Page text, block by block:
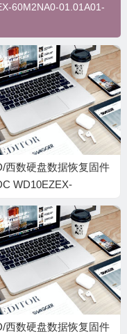
60M2NA0-01.01A01-
西数硬盘数据恢复固件
WD10EZEX-
2-1578
西数硬盘数据恢复固件